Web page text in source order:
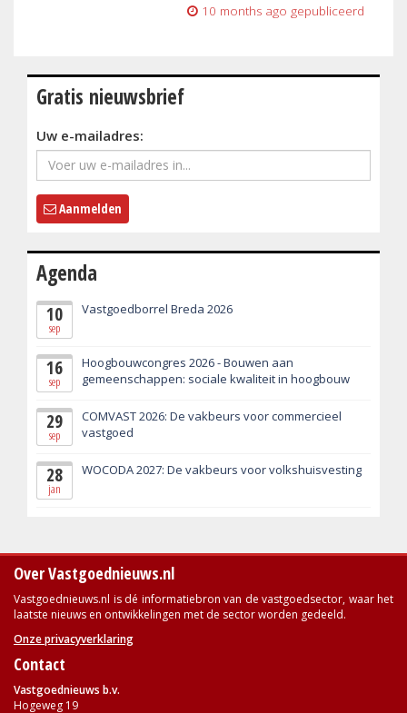
10 months ago gepubliceerd
Gratis nieuwsbrief
Uw e-mailadres:
Aanmelden
Agenda
10
sep
Vastgoedborrel Breda 2026
16
sep
Hoogbouwcongres 2026 - Bouwen aan
gemeenschappen: sociale kwaliteit in hoogbouw
29
sep
COMVAST 2026: De vakbeurs voor commercieel
vastgoed
28
jan
WOCODA 2027: De vakbeurs voor volkshuisvesting
Over Vastgoednieuws.nl
Vastgoednieuws.nl is dé informatiebron van de vastgoedsector, waar het
laatste nieuws en ontwikkelingen met de sector worden gedeeld.
Onze privacyverklaring
Contact
Vastgoednieuws b.v.
Hogeweg 19